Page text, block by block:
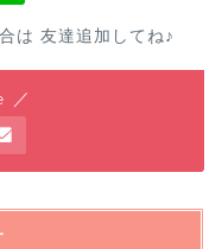
は 友達追加してね♪
／